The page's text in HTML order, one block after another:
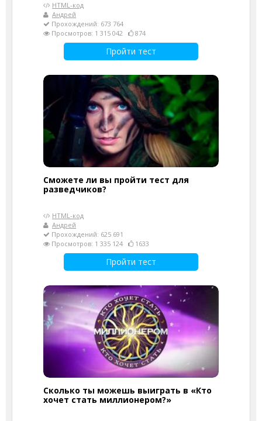
HTML-код
Андрей
Прохождений: 673 764
Просмотров: 1 315 042
874
Пройти тест
Сможете ли вы пройти тест для
разведчиков?
HTML-код
Андрей
Прохождений: 625 691
Просмотров: 1 335 124
1633
Пройти тест
Сколько ты можешь выиграть в «Кто
хочет стать миллионером?»